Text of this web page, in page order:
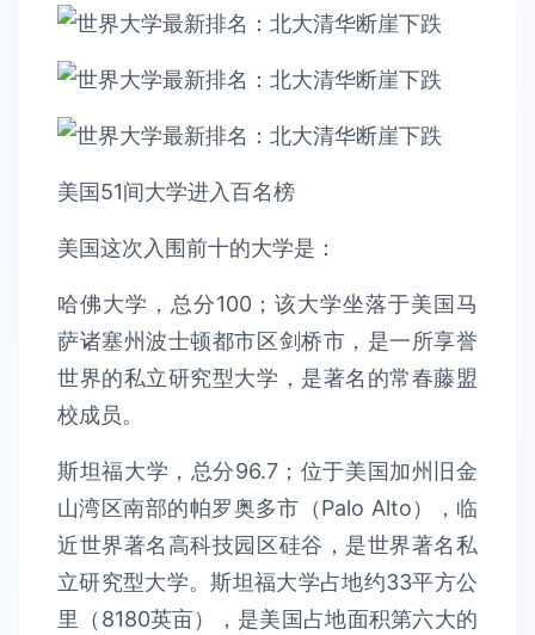
美国51间大学进入百名榜
美国这次入围前十的大学是：
哈佛大学，总分100；该大学坐落于美国马
萨诸塞州波士顿都市区剑桥市，是一所享誉
世界的私立研究型大学，是著名的常春藤盟
校成员。
斯坦福大学，总分96.7；位于美国加州旧金
山湾区南部的帕罗奥多市（Palo Alto），临
近世界著名高科技园区硅谷，是世界著名私
立研究型大学。斯坦福大学占地约33平方公
里（8180英亩），是美国占地面积第六大的